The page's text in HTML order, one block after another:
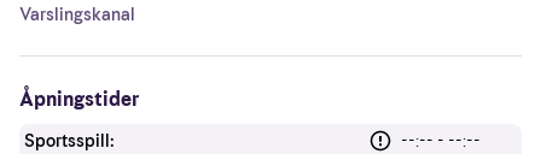
Varslingskanal
Åpningstider
Sportsspill:
--:-- - --:--